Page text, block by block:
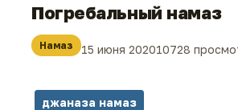
Погребальный намаз
Намаз 15 июня 202010728
джаназа намаз